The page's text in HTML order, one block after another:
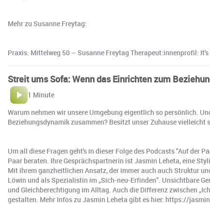
Mehr zu Susanne Freytag:
Praxis: Mittelweg 50 – Susanne Freytag Therapeut:innenprofil:
Streit ums Sofa: Wenn das Einrichten zum
1 Minute
Warum nehmen wir unsere Umgebung eigentlich so persönlich.
Beziehungsdynamik zusammen? Besitzt unser Zuhause vielleicht
Um all diese Fragen geht's in dieser Folge des Podcasts "Auf der
Paar beraten. Ihre Gesprächspartnerin ist Jasmin Leheta, eine
Mit ihrem ganzheitlichen Ansatz, der immer auch auch Struktur
Löwin und als Spezialistin im „Sich-neu-Erfinden”. Unsichtbare
und Gleichberechtigung im Alltag. Auch die Differenz zwischen
gestalten. Mehr Infos zu Jasmin Leheta gibt es hier: https://